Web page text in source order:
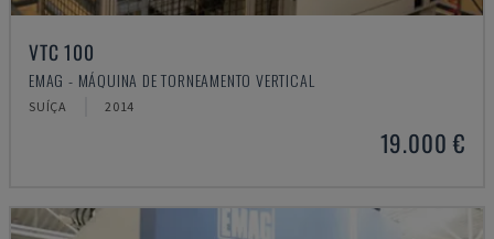
VTC 100
EMAG - MÁQUINA DE TORNEAMENTO VERTICAL
SUÍÇA 2014
19.000 €